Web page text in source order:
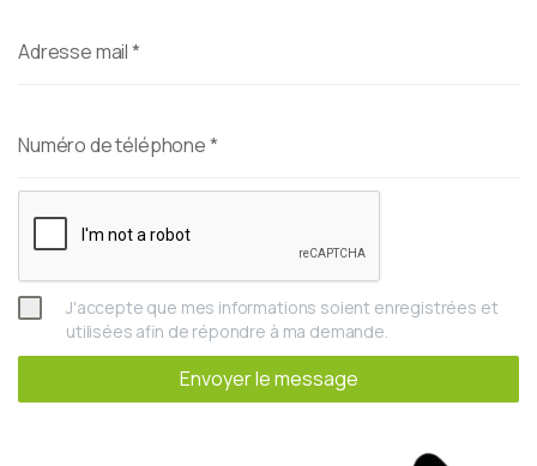
Adresse mail*
Numéro de téléphone*
J'accepte que mes informations soient enregistrées et
utilisées afin de répondre à ma demande.
Envoyer le message